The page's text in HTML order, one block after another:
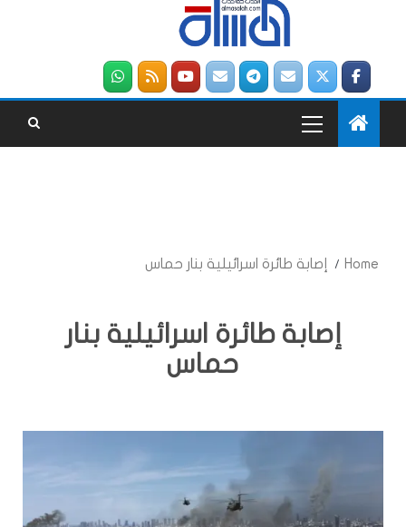
Home إصابة طائرة اسرائيلية بنار حماس
إصابة طائرة اسرائيلية بنار
حماس